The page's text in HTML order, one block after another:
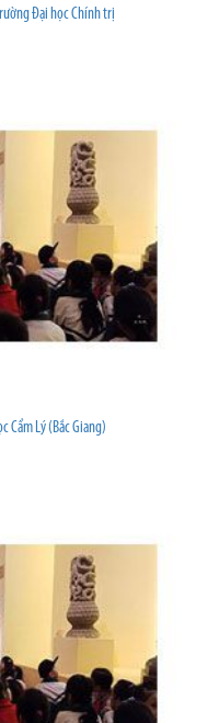
Đại học Chính trị
Cẩm Lý (Bắc Giang)